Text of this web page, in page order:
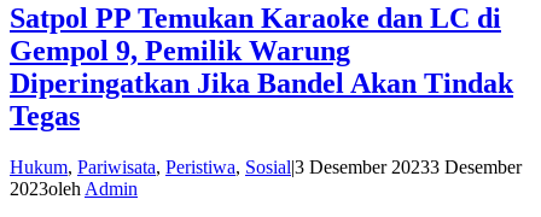
Satpol PP Temukan Karaoke dan LC di
Gempol 9, Pemilik Warung
Diperingatkan Jika Bandel Akan Tindak
Tegas
Hukum, Pariwisata, Peristiwa, Sosial|3 Desember 20233 Desember
2023oleh Admin